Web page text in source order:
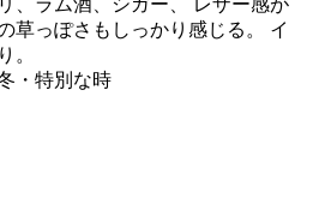
草っぽさもしっかり感じる。 イ
。
・特別な時